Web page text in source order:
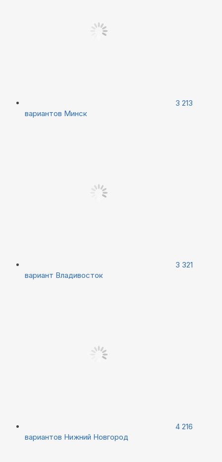
3 213
вариантов Минск
3 321
вариант Владивосток
4 216
вариантов Нижний Новгород